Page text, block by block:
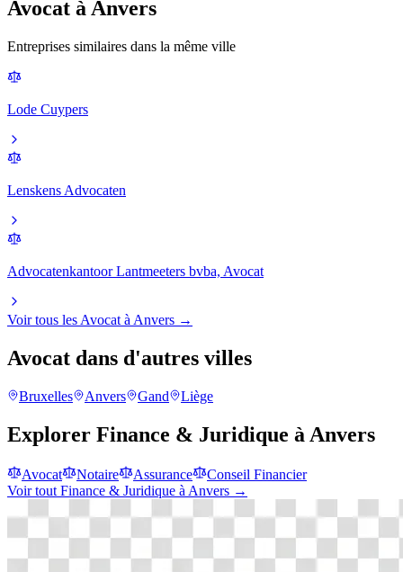
Avocat àAnvers
Entreprises similaires dans la même ville
Lode Cuypers
Lenskens Advocaten
Advocatenkantoor Lantmeeters bvba, Avocat
Voir tous les Avocat à Anvers →
Avocat dans d'autres villes
Bruxelles Anvers Gand Liège
Explorer Finance & Juridique à Anvers
Avocat Notaire Assurance
Conseil Financier
Voir tout Finance & Juridique à Anvers →